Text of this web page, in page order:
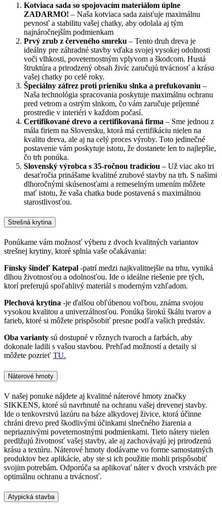
Kotviaca sada so spojovacím materiálom úplne
ZADARMO! – Naša kotviaca sada zaisťuje maximálnu
pevnosť a stabilitu vašej chatky, aby odolala aj tým
najnáročnejším podmienkam
Prvý zrub z červeného smreku – Tento druh dreva je
ideálny pre záhradné stavby vďaka svojej vysokej odolnosti
voči vlhkosti, poveternostným vplyvom a škodcom. Hustá
štruktúra a prirodzený obsah živíc zaručujú trvácnosť a krásu
vašej chatky po celé roky.
Špeciálny záfrez proti prieniku slnka a prefukovaniu –
Naša technológia spracovania poskytuje maximálnu ochranu
pred vetrom a ostrým slnkom, čo vám zaručuje príjemné
prostredie v interiéri v každom počasí.
Certifikované drevo a certifikovaná firma – Sme jednou z
mála firiem na Slovensku, ktorá má certifikáciu nielen na
kvalitu dreva, ale aj na celý proces výroby. Toto jedinečné
postavenie vám poskytuje istotu, že dostanete len to najlepšie,
čo trh ponúka.
Slovenský výrobca s 35-ročnou tradíciou – Už viac ako tri
desaťročia prinášame kvalitné zrubové stavby na trh. S našimi
dlhoročnými skúsenosťami a remeselným umením môžete
mať istotu, že vaša chatka bude postavená s maximálnou
starostlivosťou.
Strešná krytina
Ponúkame vám možnosť výberu z dvoch kvalitných variantov
strešnej krytiny, ktoré splnia vaše očakávania:
Fínsky šindeľ Katepal -patrí medzi najkvalitnejšie na trhu, vyniká
dlhou životnosťou a odolnosťou. Ide o ideálne riešenie pre tých,
ktorí preferujú spoľahlivý materiál s moderným vzhľadom.
Plechová krytina -je ďalšou obľúbenou voľbou, známa svojou
vysokou kvalitou a univerzálnosťou. Ponúka širokú škálu tvarov a
farieb, ktoré si môžete prispôsobiť presne podľa vašich predstáv.
Oba varianty sú dostupné v rôznych tvaroch a farbách, aby
dokonale ladili s vašou stavbou. Prehľad možností a detaily si
môžete pozrieť TU.
Náterové hmoty
V našej ponuke nájdete aj kvalitné náterové hmoty značky
SIKKENS, ktoré sú navrhnuté na ochranu vašej drevenej stavby.
Ide o tenkovrstvú lazúru na báze alkydovej živice, ktorá účinne
chráni drevo pred škodlivými účinkami slnečného žiarenia a
nepriaznivými poveternostnými podmienkami. Tieto nátery nielen
predlžujú životnosť vašej stavby, ale aj zachovávajú jej prirodzenú
krásu a textúru. Náterové hmoty dodávame vo forme samostatných
produktov bez aplikácie, aby ste si ich použitie mohli prispôsobiť
svojim potrebám. Odporúča sa aplikovať náter v dvoch vrstvách pre
optimálnu ochranu a trvácnosť.
Atypická stavba